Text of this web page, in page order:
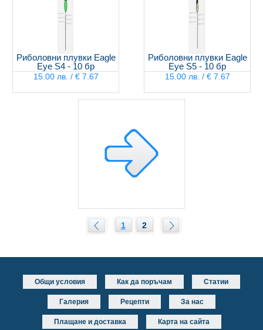
Риболовни плувки Eagle
Eye S4 - 10 бр
15.00 лв. / € 7.67
Риболовни плувки Eagle
Eye S5 - 10 бр
15.00 лв. / € 7.67
1 2
Общи условия Как да поръчам Статии
Галерия Рецепти За нас
Плащане и доставка Карта на сайта